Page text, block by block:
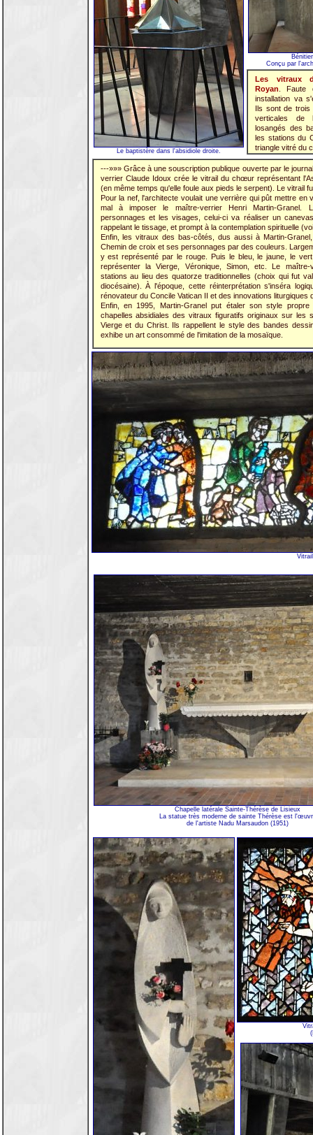
Le baptistère dans l'absidiole droite.
Conçu par
Les vitraux
Royan . Faute
installation va
Ils sont de
verticales
losangés des
les stations du
triangle vitré du
---»»» Grâce à une souscription publique ouverte par le
verrier Claude Idoux crée le vitrail du chœur représentant
(en même temps qu'elle foule aux pieds le serpent). Le vitrail
Pour la nef, l'architecte voulait une verrière qui pût mettre en
mal à imposer le maître-verrier Henri Martin-Granel.
personnages et les visages, celui-ci va réaliser un
rappelant le tissage, et prompt à la contemplation spirituelle
Enfin, les vitraux des bas-côtés, dus aussi à Martin-
Chemin de croix et ses personnages par des couleurs.
y est représenté par le rouge. Puis le bleu, le jaune, le
représenter la Vierge, Véronique, Simon, etc. Le maître-
stations au lieu des quatorze traditionnelles (choix qui fut
diocésaine). À l'époque, cette réinterprétation s'inséra
rénovateur du Concile Vatican II et des innovations liturgiques
Enfin, en 1995, Martin-Granel put étaler son style
chapelles absidiales des vitraux figuratifs originaux sur les
Vierge et du Christ. Ils rappellent le style des bandes
exhibe un art consommé de l'imitation de la mosaïque.
Chapelle latérale Sainte-Thérèse de Lisieux
La statue très moderne de sainte Thérèse est
de l'artiste Nadu Marsaudon (1951)